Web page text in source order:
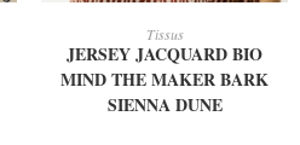
Tissus
JERSEY JACQUARD BIO
MIND THE MAKER BARK
SIENNA DUNE